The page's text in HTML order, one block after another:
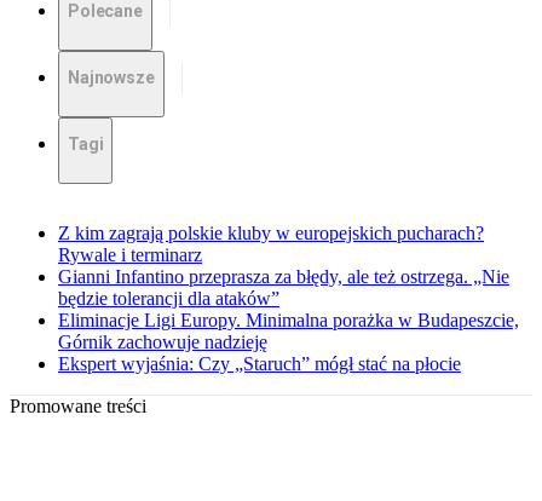
Polecane
Najnowsze
Tagi
Z kim zagrają polskie kluby w europejskich pucharach?
Rywale i terminarz
Gianni Infantino przeprasza za błędy, ale też ostrzega. „Nie
będzie tolerancji dla ataków”
Eliminacje Ligi Europy. Minimalna porażka w Budapeszcie,
Górnik zachowuje nadzieję
Ekspert wyjaśnia: Czy „Staruch” mógł stać na płocie
Promowane treści